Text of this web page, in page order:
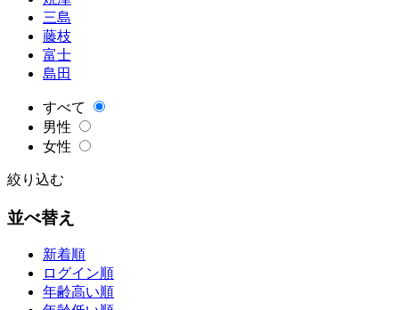
三島
藤枝
富士
島田
すべて
男性
女性
絞り込む
並べ替え
新着順
ログイン順
年齢高い順